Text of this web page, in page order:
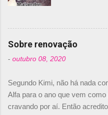
de abril –,
comprado
com isso, um
foi esclarecida
Daniele
não será o
2010. "Na
de Piquet",
Sobre renovação
- outubro 08, 2020
Segundo Kimi, não há nada
Alfa para o ano que vem
cravando por aí. Então